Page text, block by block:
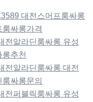
대전스머프룸싸롱
싸롱가격
전알라딘룸싸롱 유성
추천
전알라딘룸싸롱 대전
싸롱문의
전퍼블릭룸싸롱 유성